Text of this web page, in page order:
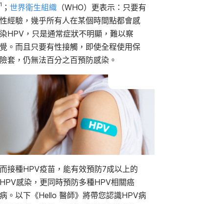
男、女性HPV疫苗怎麼挑
其他HPV疫苗常見問題
； 世界衛生組織（WHO）更表示：只要有
經驗，幾乎所有人在某個時間點都會感
HPV，只是通常症狀不明顯，難以察
。而且只要有性接觸 ，即使全程使用保
套，仍無法百分之百預防感染。
接種HPV疫苗，能有效預防7成以上的
感染，更同時預防多種HPV相關癌
。以下《Hello 醫師》將帶您認識HPV病